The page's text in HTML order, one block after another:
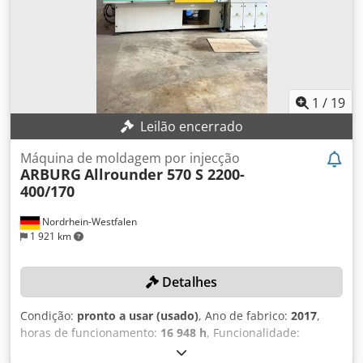
específica de injeção: 2.200/1.620 bar Diâmetro do fuso:
40/35 mm Raio do bico: 15 mm DETALHES DA MÁQUINA
Potência elétrica do aquecimento: 13,6 kW Potência
elétrica do motor: 30 kW Horas de funcionamento: 41.881 h
EQUIPAMENTO: Sistema de manuseio GEKU SR 500 SH, ano
de fabricação: 2011 Correia transportadora "16"
1 / 19
Leilão encerrado
Nordrhein-Westfalen
1 921 km
Máquina de moldagem por injecção
ARBURG Allrounder 570 S 2200-
400/170
Detalhes
Condição: pronto a usar (usado), Ano de fabrico: 2017,
horas de funcionamento: 16 948 h, Funcionalidade:
, número da máquina/veículo: